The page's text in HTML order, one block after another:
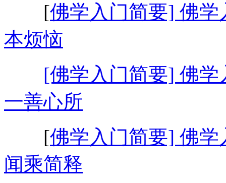
[佛学入门简要] 佛
本烦恼
[佛学入门简要] 佛
一善心所
[佛学入门简要] 佛
闻乘简释